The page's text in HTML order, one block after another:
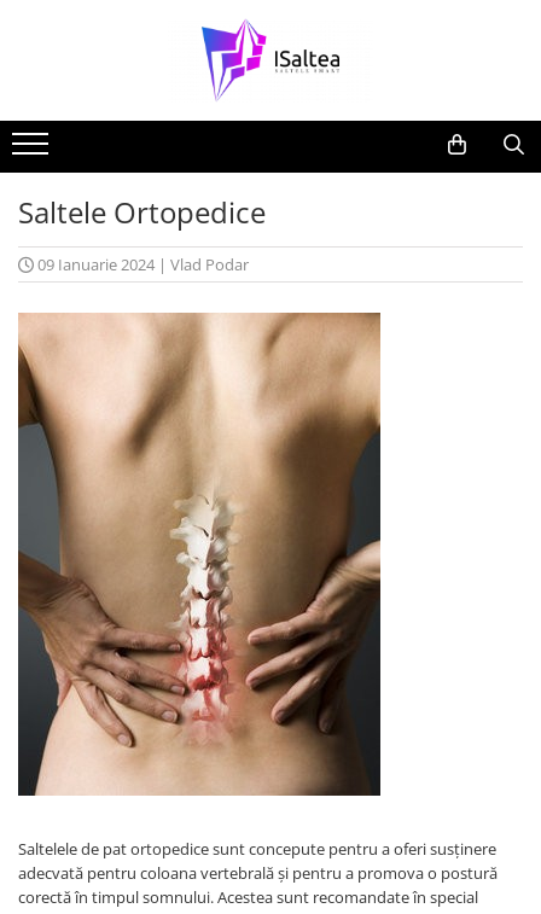
Saltele Ortopedice
09 Ianuarie 2024 | Vlad Podar
Saltelele de pat ortopedice sunt concepute pentru a oferi susținere
adecvată pentru coloana vertebrală și pentru a promova o postură
corectă în timpul somnului. Acestea sunt recomandate în special